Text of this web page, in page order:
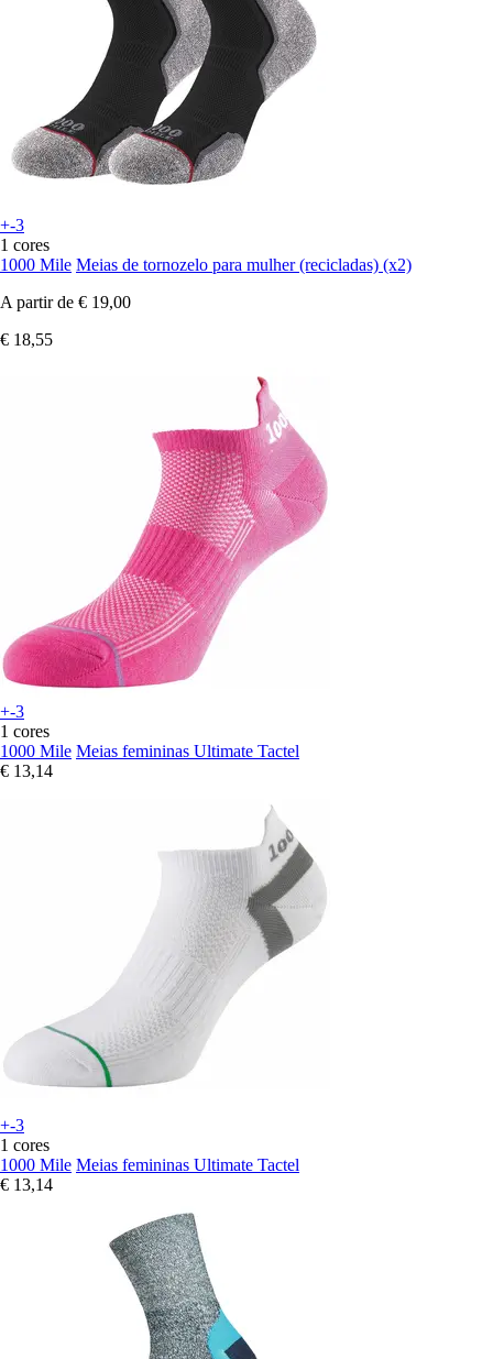
+-3
1 cores
1000 Mile Meias de tornozelo para mulher (recicladas) (x2)
A partir de € 19,00
€ 18,55
+-3
1 cores
1000 Mile Meias femininas Ultimate Tactel
€ 13,14
+-3
1 cores
1000 Mile Meias femininas Ultimate Tactel
€ 13,14